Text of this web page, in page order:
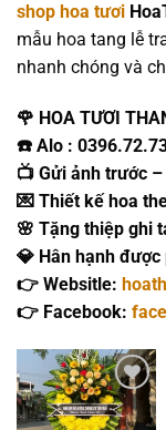
shop hoa tươi
mẫu hoa tang lễ
nhanh chóng và
🌹 HOA TƯƠI
☎️ Alo :
📺 Gửi ảnh trước
💌 Thiết kế hoa
🌸 Tặng thiệp ghi
💎 Hân hạnh
👉 Websitle:
👉 Facebook:
Add to
wishlist